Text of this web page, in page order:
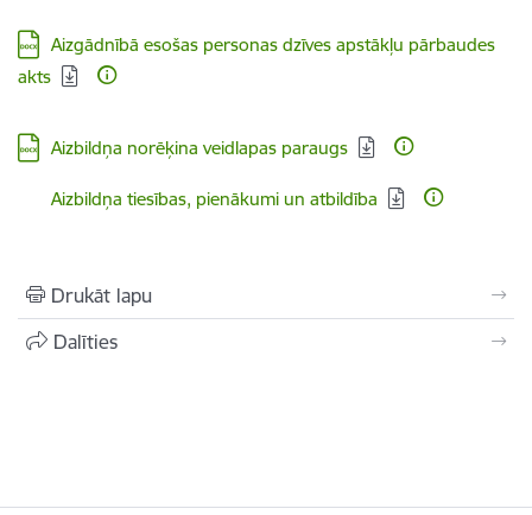
Lejupielādēt:
Aizgādnībā esošas personas dzīves apstākļu pārbaudes
akts
Lejupielādēt:
Aizbildņa norēķina veidlapas paraugs
Lejupielādēt:
Aizbildņa tiesības, pienākumi un atbildība
Drukāt lapu
Dalīties